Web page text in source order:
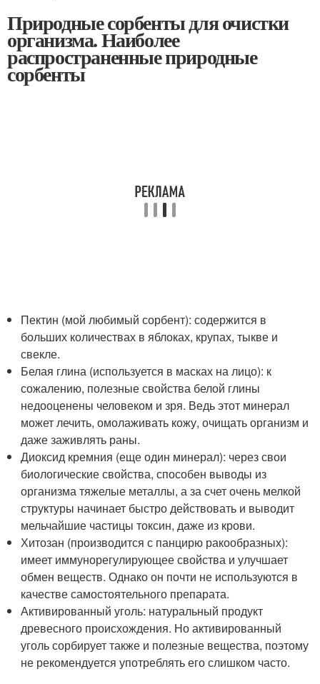
Природные сорбенты для очистки
организма. Наиболее
распространенные природные
сорбенты
Пектин (мой любимый сорбент): содержится в
больших количествах в яблоках, крупах, тыкве и
свекле.
Белая глина (используется в масках на лицо): к
сожалению, полезные свойства белой глины
недооценены человеком и зря. Ведь этот минерал
может лечить, омолаживать кожу, очищать организм и
даже заживлять раны.
Диоксид кремния (еще один минерал): через свои
биологические свойства, способен выводы из
организма тяжелые металлы, а за счет очень мелкой
структуры начинает быстро действовать и выводит
мельчайшие частицы токсин, даже из крови.
Хитозан (производится с панцирю ракообразных):
имеет иммунорегулирующее свойства и улучшает
обмен веществ. Однако он почти не используются в
качестве самостоятельного препарата.
Активированный уголь: натуральный продукт
древесного происхождения. Но активированный
уголь сорбирует также и полезные вещества, поэтому
не рекомендуется употреблять его слишком часто.